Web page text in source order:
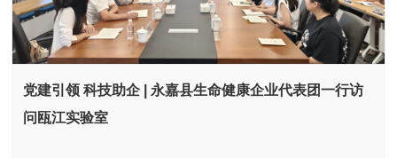
党建引领 科技助企 | 永嘉县生命健康企业代表团一行访
问瓯江实验室